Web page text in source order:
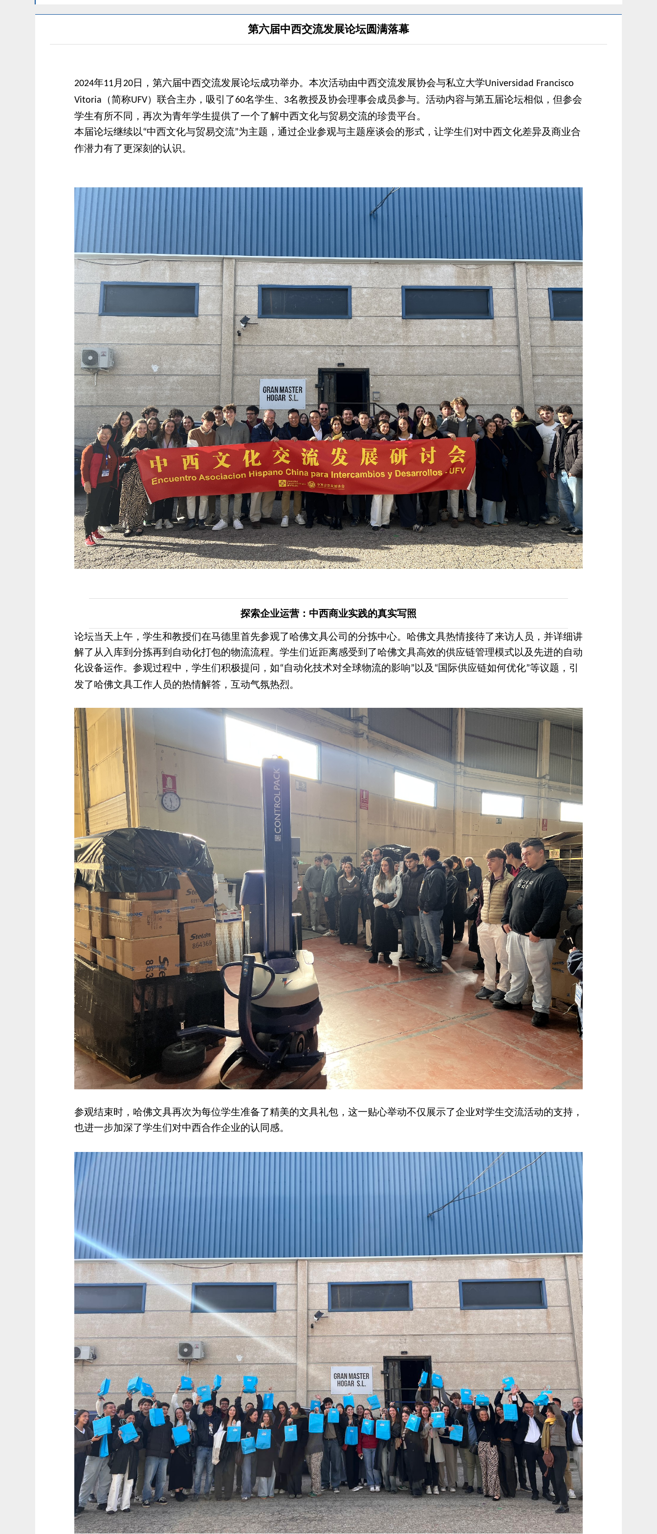
第六届中西交流发展论坛圆满落幕
2024年11 月 20 日，第六届中西交流发展论坛成功举办。本次活动由中西交流发展协会与私立大学Universidad Francisco
Vitoria （简称UFV）联合主办，吸引了 60名学生、 3名教授及协会理事会成员参与。活动内容与第五届论坛相似，但参会
学生有所不同，再次为青年学生提供了一个了解中西文化与贸易交流的珍贵平台。
本届论坛继续以 “中西文化与贸易交流”为主题，通过企业参观与主题座谈会的形式，让学生们对中西文化差异及商业合
作潜力有了更深刻的认识。
探索企业运营：中西商业实践的真实写照
论坛当天上午，学生和教授们在马德里首先参观了哈佛文具公司的分拣中心。哈佛文具热情接待了来访人员，并详细讲
解了从入库到分拣再到自动化打包的物流流程。学生们近距离感受到了哈佛文具高效的供应链管理模式以及先进的自动
化设备运作。参观过程中，学生们积极提问，如 “自动化技术对全球物流的影响” 以及 “ 国际供应链如何优化”等议题，引
发了哈佛文具工作人员的热情解答，互动气氛热烈。
参观结束时，哈佛文具再次为每位学生准备了精美的文具礼包，这一贴心举动不仅展示了企业对学生交流活动的支持，
也进一步加深了学生们对中西合作企业的认同感。